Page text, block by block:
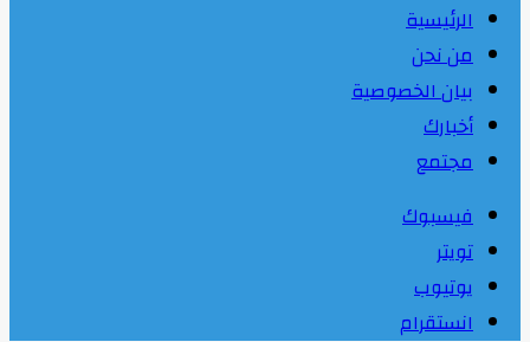
الرئيسية
من نحن
بيان الخصوصية
أخبارك
مجتمع
فيسبوك
تويتر
يوتيوب
انستقرام